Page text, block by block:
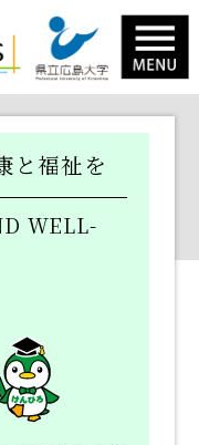
と福祉を
WELL-